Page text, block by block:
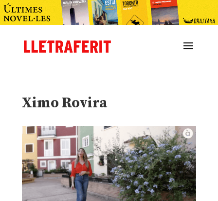
Ximo Rovira